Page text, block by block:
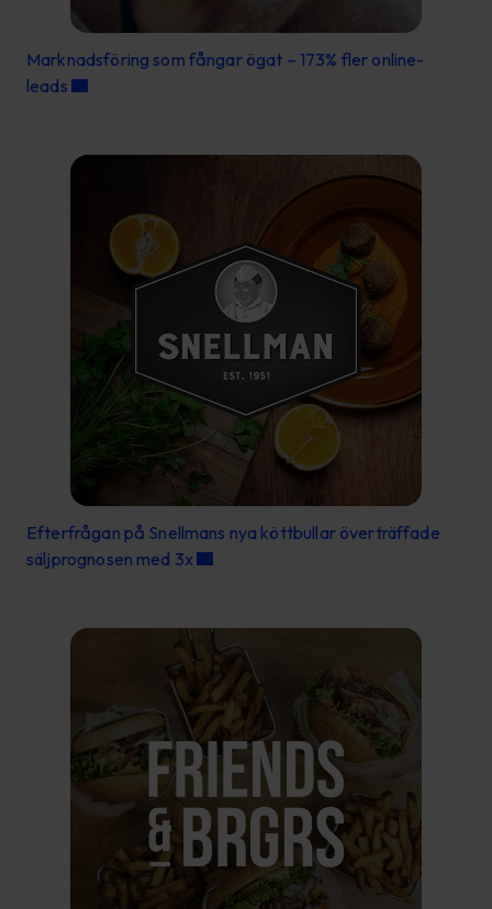
Marknadsföring som fångar ögat – 173% fler online-
leads
Efterfrågan på Snellmans nya köttbullar överträffade
säljprognosen med 3x